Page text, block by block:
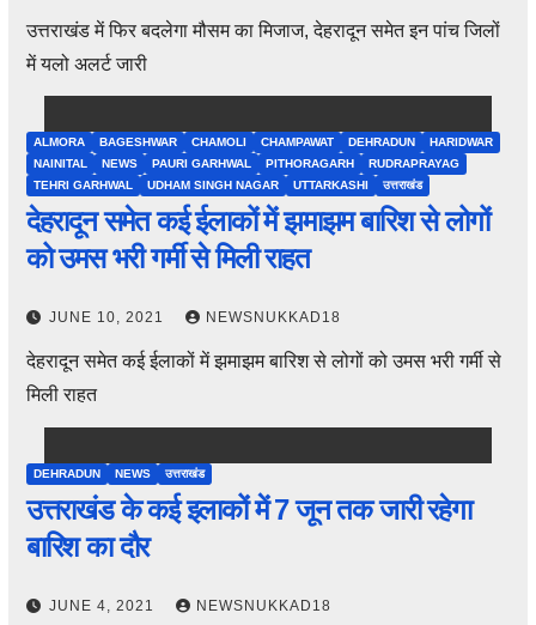
उत्तराखंड में फिर बदलेगा मौसम का मिजाज, देहरादून समेत इन पांच जिलों
में यलो अलर्ट जारी
ALMORA BAGESHWAR CHAMOLI CHAMPAWAT DEHRADUN
HARIDWAR
NAINITAL
NEWS PAURI GARHWAL PITHORAGARH
RUDRAPRAYAG
TEHRI GARHWAL
UDHAM SINGH NAGAR UTTARKASHI उत्तराखंड
देहरादून समेत कई ईलाकों में झमाझम बारिश से लोगों
को उमस भरी गर्मी से मिली राहत
JUNE 10, 2021 NEWSNUKKAD18
देहरादून समेत कई ईलाकों में झमाझम बारिश से लोगों को उमस भरी गर्मी से
मिली राहत
DEHRADUN NEWS उत्तराखंड
उत्तराखंड के कई इलाकों में 7 जून तक जारी रहेगा
बारिश का दौर
JUNE 4, 2021 NEWSNUKKAD18